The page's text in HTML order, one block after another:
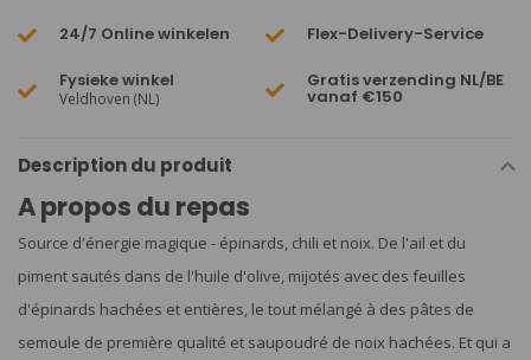
24/7 Online winkelen Flex-Delivery-Service
Fysieke winkel
Veldhoven (NL)
Gratis verzending NL/BE
vanaf €150
Description du produit
A propos du repas
Source d'énergie magique - épinards, chili et noix. De l'ail et du
piment sautés dans de l'huile d'olive, mijotés avec des feuilles
d'épinards hachées et entières, le tout mélangé à des pâtes de
semoule de première qualité et saupoudré de noix hachées. Et qui a